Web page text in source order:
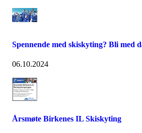
Spennende med skiskyting? Bli med
06.10.2024
Årsmøte Birkenes IL Skiskyting